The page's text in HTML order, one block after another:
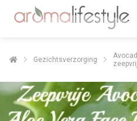
Gezichtsverzorging